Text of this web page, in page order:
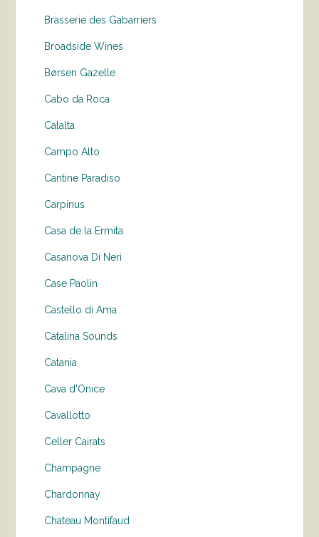
Brasserie des Gabarriers
Broadside Wines
Børsen Gazelle
Cabo da Roca
Calalta
Campo Alto
Cantine Paradiso
Carpinus
Casa de la Ermita
Casanova Di Neri
Case Paolin
Castello di Ama
Catalina Sounds
Catania
Cava d'Onice
Cavallotto
Celler Cairats
Champagne
Chardonnay
Chateau Montifaud